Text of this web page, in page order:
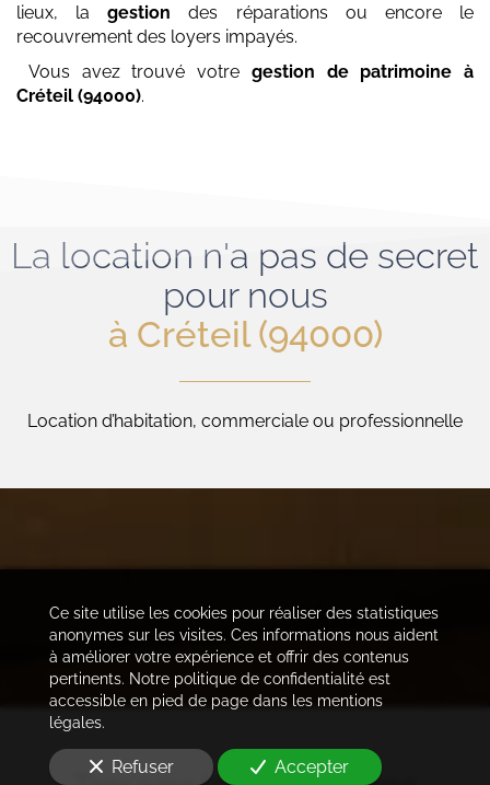
lieux, lagestion des réparations ou encore le
recouvrement des loyers impayés.
Vous avez trouvé votre gestion de patrimoine à
Créteil (94000).
La location n'a pas de secret
pour nous
à Créteil (94000)
Location d’habitation, commerciale ou professionnelle
Ce site utilise les cookies pour réaliser des statistiques
anonymes sur les visites. Ces informations nous aident
à améliorer votre expérience et offrir des contenus
pertinents. Notre politique de confidentialité est
accessible en pied de page dans les mentions
légales.
Refuser Accepter